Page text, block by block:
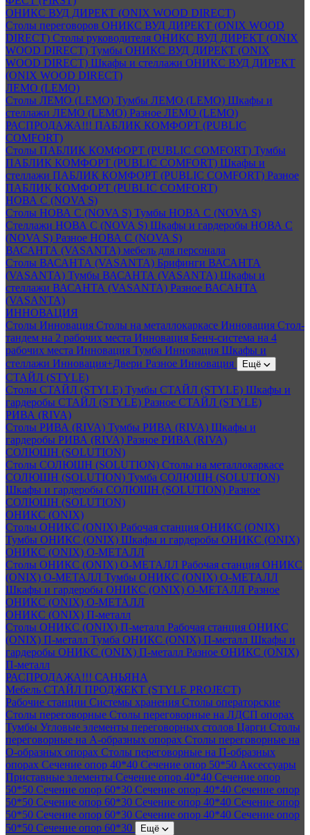
ОНИКС ВУД ДИРЕКТ (ONIX WOOD DIRECT)
Столы переговоров ОНИКС ВУД ДИРЕКТ (ONIX WOOD
DIRECT) Столы руководителя ОНИКС ВУД ДИРЕКТ (ONIX
WOOD DIRECT) Тумбы ОНИКС ВУД ДИРЕКТ (ONIX
WOOD DIRECT) Шкафы и стеллажи ОНИКС ВУД ДИРЕКТ
(ONIX WOOD DIRECT)
ЛЕМО (LEMO)
Столы ЛЕМО (LEMO) Тумбы ЛЕМО (LEMO) Шкафы и
стеллажи ЛЕМО (LEMO) Разное ЛЕМО (LEMO)
РАСПРОДАЖА!!! ПАБЛИК КОМФОРТ (PUBLIC
COMFORT)
Столы ПАБЛИК КОМФОРТ (PUBLIC COMFORT) Тумбы
ПАБЛИК КОМФОРТ (PUBLIC COMFORT) Шкафы и
стеллажи ПАБЛИК КОМФОРТ (PUBLIC COMFORT) Разное
ПАБЛИК КОМФОРТ (PUBLIC COMFORT)
НОВА С (NOVA S)
Столы НОВА С (NOVA S) Тумбы НОВА С (NOVA S)
Стеллажи НОВА С (NOVA S) Шкафы и гардеробы НОВА С
(NOVA S) Разное НОВА С (NOVA S)
ВАСАНТА (VASANTA) мебель для персонала
Столы ВАСАНТА (VASANTA) Брифинги ВАСАНТА
(VASANTA) Тумбы ВАСАНТА (VASANTA) Шкафы и
стеллажи ВАСАНТА (VASANTA) Разное ВАСАНТА
(VASANTA)
ИННОВАЦИЯ
Столы Инновация Столы на металлокаркасе Инновация Стол-
тандем на 2 рабочих места Инновация Бенч-система на 4
рабочих места Инновация Тумба Инновация Шкафы и
стеллажи Инновация+Двери Разное Инновация Ещё
СТАЙЛ (STYLE)
Столы СТАЙЛ (STYLE) Тумбы СТАЙЛ (STYLE) Шкафы и
гардеробы СТАЙЛ (STYLE) Разное СТАЙЛ (STYLE)
РИВА (RIVA)
Столы РИВА (RIVA) Тумбы РИВА (RIVA) Шкафы и
гардеробы РИВА (RIVA) Разное РИВА (RIVA)
СОЛЮШН (SOLUTION)
Столы СОЛЮШН (SOLUTION) Столы на металлокаркасе
СОЛЮШН (SOLUTION) Тумба СОЛЮШН (SOLUTION)
Шкафы и гардеробы СОЛЮШН (SOLUTION) Разное
СОЛЮШН (SOLUTION)
ОНИКС (ONIX)
Столы ОНИКС (ONIX) Рабочая станция ОНИКС (ONIX)
Тумбы ОНИКС (ONIX) Шкафы и гардеробы ОНИКС (ONIX)
ОНИКС (ONIX) O-МЕТАЛЛ
Столы ОНИКС (ONIX) O-МЕТАЛЛ Рабочая станция ОНИКС
(ONIX) O-МЕТАЛЛ Тумбы ОНИКС (ONIX) O-МЕТАЛЛ
Шкафы и гардеробы ОНИКС (ONIX) O-МЕТАЛЛ Разное
ОНИКС (ONIX) O-МЕТАЛЛ
ОНИКС (ONIX) П-металл
Столы ОНИКС (ONIX) П-металл Рабочая станция ОНИКС
(ONIX) П-металл Тумба ОНИКС (ONIX) П-металл Шкафы и
гардеробы ОНИКС (ONIX) П-металл Разное ОНИКС (ONIX)
П-металл
РАСПРОДАЖА!!! САНЬЯНА
Мебель СТАЙЛ ПРОДЖЕКТ (STYLE PROJECT)
Рабочие станции Системы хранения Столы операторские
Столы переговорные Столы переговорные на ЛДСП опорах
Тумбы Угловые элементы переговорных столов Царги Столы
переговорные на А-образных опорах Столы переговорные на
О-образных опорах Столы переговорные на П-образных
опорах Сечение опор 40*40 Сечение опор 50*50 Аксессуары
Приставные элементы Сечение опор 40*40 Сечение опор
50*50 Сечение опор 60*30 Сечение опор 40*40 Сечение опор
50*50 Сечение опор 60*30 Сечение опор 40*40 Сечение опор
50*50 Сечение опор 60*30 Сечение опор 40*40 Сечение опор
50*50 Сечение опор 60*30 Ещё